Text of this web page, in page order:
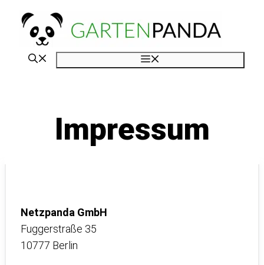
Zum
Inhalt
springen
Impressum
Netzpanda GmbH
Fuggerstraße 35
10777 Berlin